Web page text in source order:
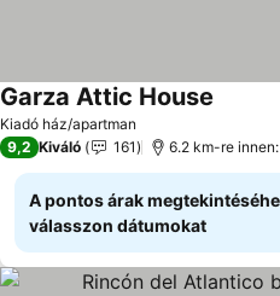
Kiadó ház/apartman
Garza Attic House
9,2 Kiváló 161 6.2 km-re
A pontos árak
válasszon dátumokat